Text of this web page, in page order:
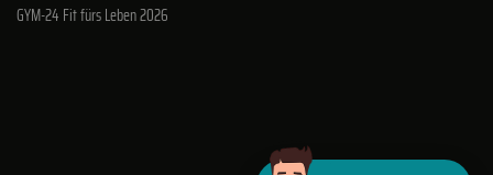
GYM-24 Fit fürs Leben 2026